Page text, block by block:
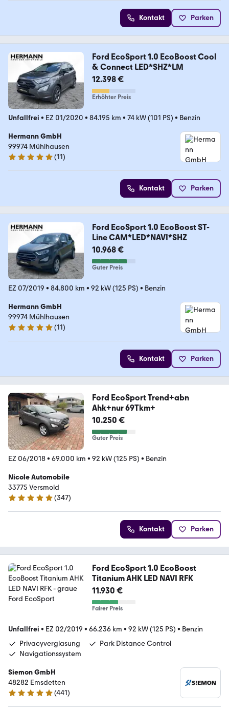
Kontakt Parken
Ford EcoSport 1.0 EcoBoost Cool
& Connect LED*SHZ*LM
12.398 €
Erhöhter Preis
Unfallfrei • EZ 01/2020 • 84.195 km • 74 kW (101 PS) • Benzin
Hermann GmbH
99974 Mühlhausen
5 Sterne
(11)
Kontakt Parken
Ford EcoSport 1.0 EcoBoost ST-
Line CAM*LED*NAVI*SHZ
10.968 €
Guter Preis
EZ 07/2019 • 84.800 km • 92 kW (125 PS) • Benzin
Hermann GmbH
99974 Mühlhausen
5 Sterne
(11)
Kontakt Parken
Ford EcoSport Trend+abn
Ahk+nur 69Tkm+
10.250 €
Guter Preis
EZ 06/2018• 69.000 km • 92 kW (125 PS) • Benzin
Nicole Automobile
33775 Versmold
4.9 Sterne
(347)
Kontakt Parken
Ford EcoSport 1.0 EcoBoost
Titanium AHK LED NAVI RFK
11.930 €
Fairer Preis
Unfallfrei • EZ 02/2019 • 66.236 km • 92 kW (125 PS) • Benzin
Privacyverglasung
Park Distance Control
Navigationssystem
Siemon GmbH
48282 Emsdetten
4.9 Sterne
(441)